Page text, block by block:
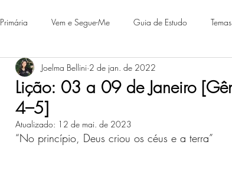
Primária Vem e Segue-Me Guia de Estudo
Lição: 03 a 09 de Janeiro
4–5]
Joelma Bellini 2 de jan. de 2022
Atualizado: 12 de mai. de 2023
“No princípio, Deus criou os céus e a terra”